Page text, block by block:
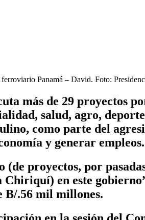
Panamá – David. Foto:
más de 29 proyectos
salud, agro,
como parte del
y generar empleos.
(de proyectos, por
en este
B/.56 mil millones.